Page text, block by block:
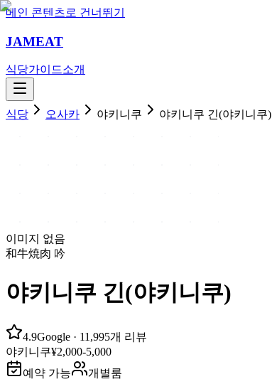
메인 콘텐츠로 건너뛰기
JAMEAT
식당가이드소개
식당 오사카 야키니쿠 야키니쿠 긴(야키니쿠)
이미지 없음
和牛焼肉 吟
야키니쿠 긴(야키니쿠)
4.9Google · 11,995개 리뷰
야키니쿠¥2,000-5,000
예약 가능
개별룸